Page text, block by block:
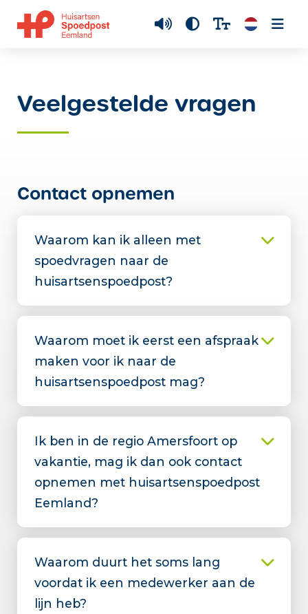
Veelgestelde vragen
Contact opnemen
Waarom kan ik alleen met
spoedvragen naar de
huisartsenspoedpost?
Waarom moet ik eerst een afspraak
maken voor ik naar de
huisartsenspoedpost mag?
Ik ben in de regio Amersfoort op
vakantie, mag ik dan ook contact
opnemen met huisartsenspoedpost
Eemland?
Waarom duurt het soms lang
voordat ik een medewerker aan de
lijn heb?